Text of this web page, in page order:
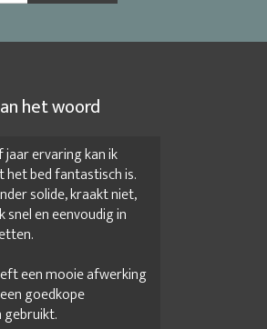
het woord
jaar ervaring kan ik
het bed fantastisch is.
solide, kraakt niet,
snel en eenvoudig in
een mooie afwerking
goedkope